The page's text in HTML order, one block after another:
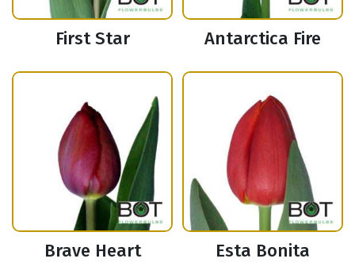
First Star Antarctica Fire
Brave Heart Esta Bonita